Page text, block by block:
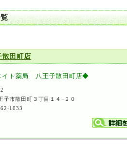
田町店
ト薬局 八王子散田町店◆
子市散田町３丁目１４−２０
1033